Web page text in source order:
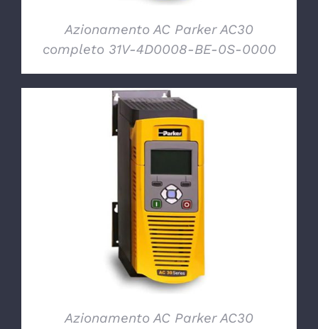
Azionamento AC Parker AC30
completo 31V-4D0008-BE-0S-0000
DETTAGLI
Azionamento AC Parker AC30